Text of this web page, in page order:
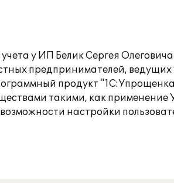
у ИП Белик Сергея
предпринимателей,
продукт "1С:Упрощенка
такими, как
настройки